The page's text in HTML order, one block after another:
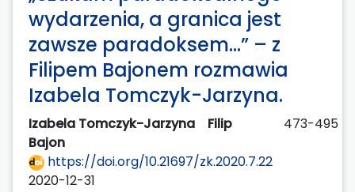
wydarzenia, a granica jest
zawsze paradoksem…” – z
Filipem Bajonem rozmawia
Izabela Tomczyk-Jarzyna.
Izabela Tomczyk-Jarzyna
Filip
Bajon
473-495
https://doi.org/10.21697/zk.2020.7.22
2020-12-31